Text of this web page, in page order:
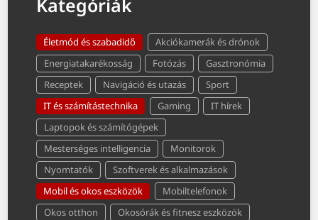
Kategóriák
Életmód és szabadidő
Akciókamerák és drónok
Energiatakarékosság
Fotózás
Gasztronómia
Receptek
Navigáció és utazás
Sport
IT és számítástechnika
Gaming
IT hírek
Laptopok és számítógépek
Mesterséges intelligencia
Monitorok
Nyomtatók
Szoftverek és alkalmazások
Mobil és okos eszközök
Mobiltelefonok
Okos otthon
Okosórák és fitnesz eszközök